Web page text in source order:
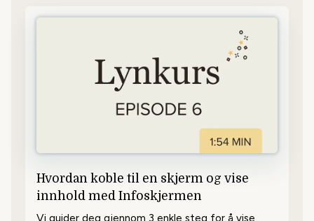
Hvordan koble til en skjerm og vise
innhold med Infoskjermen
Vi guider deg gjennom 3 enkle steg for å vise